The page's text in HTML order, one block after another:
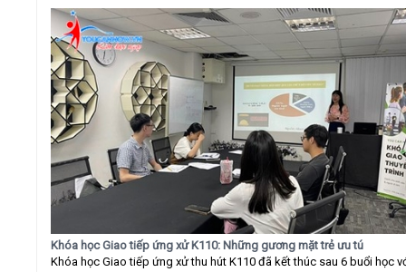
Khóa học Giao tiếp ứng xử K110: Những gương mặt trẻ ưu tú
Khóa học Giao tiếp ứng xử thu hút K110 đã kết thúc sau 6 buổi học